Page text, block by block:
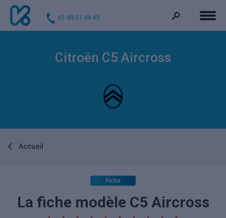
01 89 31 44 49
Citroën C5 Aircross
Accueil
Fiche
La fiche modèle C5 Aircross